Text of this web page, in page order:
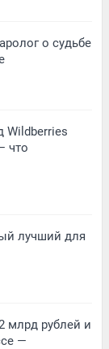
о судьбе
Wildberries
что
лучший для
млрд рублей и
—